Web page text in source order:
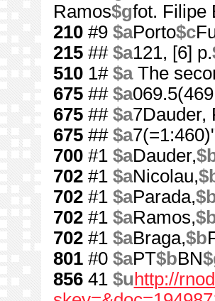
Ramos$gfot. Filipe
210#9 $aPorto$c
215## $a121, [6] p.
5101# $aThe
675## $a
675## $a7Dauder,
675## $a
700#1 $aDauder,
702#1 $aNicolau,
702#1 $aParada,
702#1 $aRamos,
702#1 $aBraga,$b
801#0 $aPT$bBN
85641 $u http://